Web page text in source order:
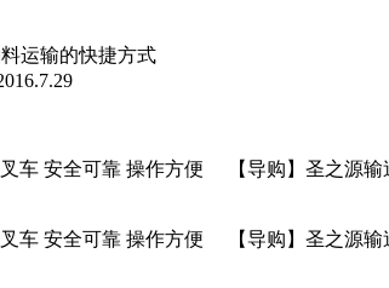
运输的快捷方式
车 安全可靠 操作方便 【导购】圣之源
车 安全可靠 操作方便 【导购】圣之源